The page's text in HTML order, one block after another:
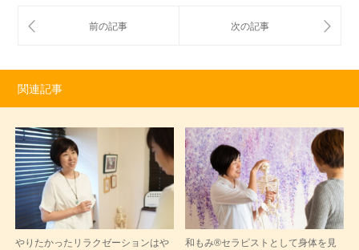
関連記事
やりたかったリラクゼーションはや
和もみ®セラピストとして身体を見